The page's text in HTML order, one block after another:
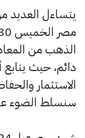
يتساءل العديد
الذهب من
دائم، حيث
الاستثمار
سنسلط الضوء